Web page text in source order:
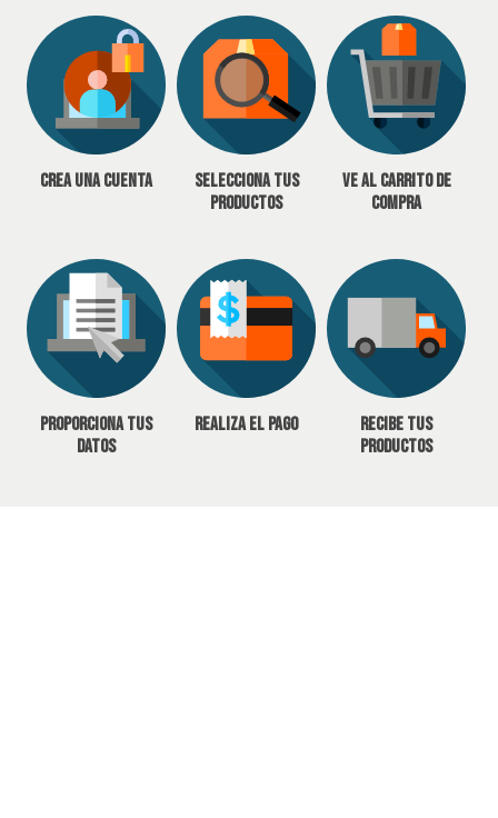
Crea una cuenta
Selecciona tus
productos
Ve al carrito de
compra
Proporciona tus
datos
Realiza el pago
Recibe tus
productos